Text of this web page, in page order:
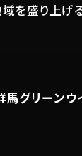
を盛り上げ
馬グリーンウ